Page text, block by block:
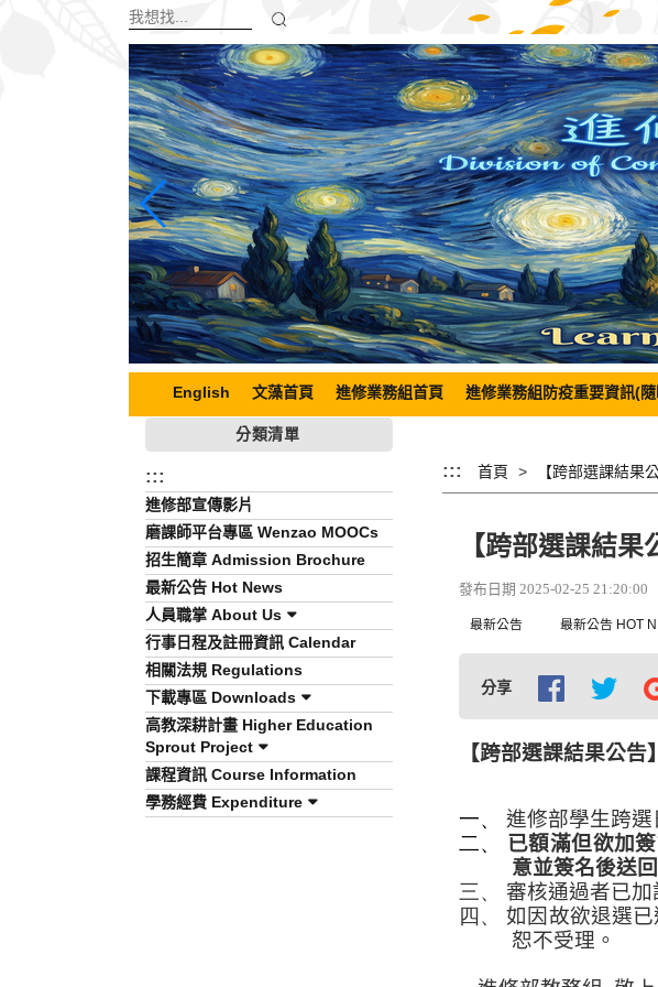
English 文藻首頁 進修業務組首頁 進修業務組防疫重要資訊(
分類清單
:::
進修部宣傳影片
磨課師平台專區 Wenzao MOOCs
招生簡章 Admission Brochure
最新公告 Hot News
人員職掌 About Us
行事日程及註冊資訊 Calendar
相關法規 Regulations
下載專區 Downloads
高教深耕計畫 Higher Education
Sprout Project
課程資訊 Course Information
學務經費 Expenditure
::: 首頁
【跨部選課結
發布日期 2025-02-25 21:20:00
最新公告 最新公告 HOT
分享
【跨部選課結果公告】
一、 進修部學生跨
二、 已額滿但欲加
意並簽名後送
三、 審核通過者已
四、如因故欲退選
恕不受理。